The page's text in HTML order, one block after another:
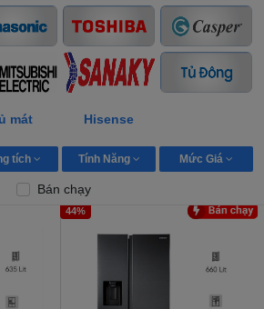
mát Hisense
tích Tính Năng Mức Giá
Bán chạy
44%